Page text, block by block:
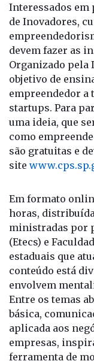
Interessados em
de Inovadores,
devem fazer as
Organizado pela
objetivo de
empreendedor a
startups. Para
uma ideia, que
como
são gratuitas e
site
Em formato
horas,
ministradas por
(Etecs) e
estaduais que
conteúdo está
envolvem
Entre os temas
básica,
aplicada aos
empresas,
ferramenta de